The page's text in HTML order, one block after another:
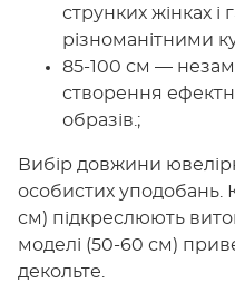
струнких жінках і
різноманітними
85-100 см —
створення
образів.;
Вибір довжини
особистих уподобань.
см) підкреслюють
моделі (50-60 см)
декольте.